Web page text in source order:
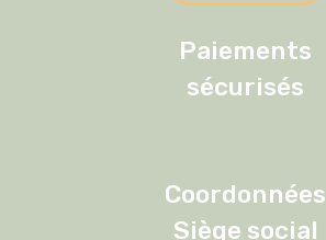
Paiements
sécurisés
Coordonnées
Siège social